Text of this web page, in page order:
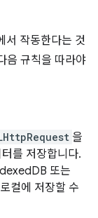
서 작동한다는 것
음 규칙을 따라야
을
를 저장합니다.
또는
컬에 저장할 수